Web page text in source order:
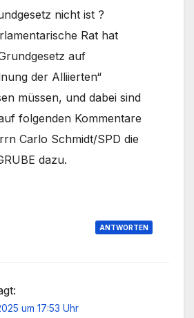
nicht ist ?
Rat hat
auf
der Alliierten“
müssen, und dabei sind
folgenden Kommentare
Carlo Schmidt/SPD die
dazu.
ANTWORTEN
um 17:53 Uhr